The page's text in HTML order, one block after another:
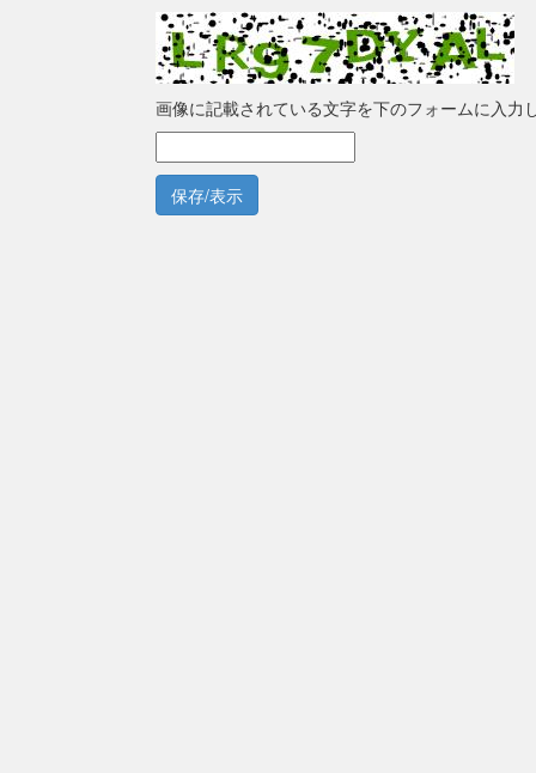
画像に記載されている文字を下のフォームに入力
保存/表示